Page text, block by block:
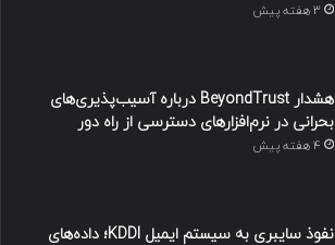
3 هفته پیش
هشدار BeyondTrust درباره آسیب‌پذیری‌های
بحرانی در نرم‌افزارهای دسترسی از راه دور
4 هفته پیش
نفوذ سایبری به سیستم ایمیل KDDI؛ داده‌های